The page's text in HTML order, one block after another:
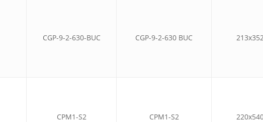
CGP-9-2-630-BUC CGP-9-2-630 BUC
CPM1-S2 CPM1-S2